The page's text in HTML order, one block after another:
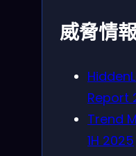
威脅情
Report
Trend
1H 2025